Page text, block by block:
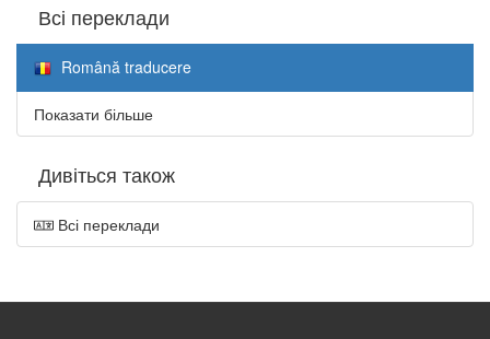
Всі переклади
Română traducere
Показати більше
Дивіться також
Всі переклади